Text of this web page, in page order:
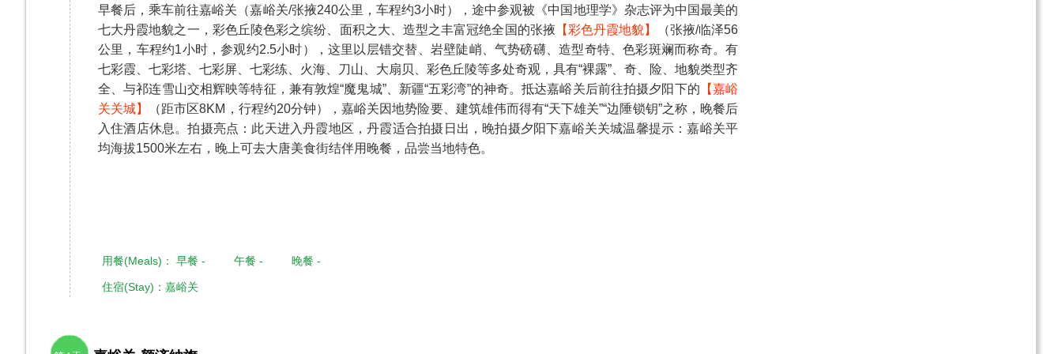
早餐后，乘车前往嘉峪关（嘉峪关/张掖240公里，车程约3小时），途中参观被《中国地理学》杂志评为中国最美的
七大丹霞地貌之一，彩色丘陵色彩之缤纷、面积之大、造型之丰富冠绝全国的张掖 【彩色丹霞地貌】
（张掖/临泽56
公里，车程约1小时，参观约2.5小时），这里以层错交替、岩壁陡峭、气势磅礴、造型奇特、色彩斑斓而称奇。有
七彩霞、七彩塔、七彩屏、七彩练、火海、刀山、大扇贝、彩色丘陵等多处奇观，具有“裸露”、奇、险、地貌类型齐
全、与祁连雪山交相辉映等特征，兼有敦煌“魔鬼城”、新疆“五彩湾”的神奇。抵达嘉峪关后前往拍摄夕阳下的 【嘉峪
关关城】
（距市区8KM，行程约20分钟），嘉峪关因地势险要、建筑雄伟而得有“天下雄关”“边陲锁钥”之称，晚餐后
入住酒店休息。拍摄亮点：此天进入丹霞地区，丹霞适合拍摄日出，晚拍摄夕阳下嘉峪关关城温馨提示：嘉峪关平
均海拔1500米左右，晚上可去大唐美食街结伴用晚餐，品尝当地特色。
用餐(Meals)： 早餐 - 午餐 - 晚餐 -
住宿(Stay)：嘉峪关